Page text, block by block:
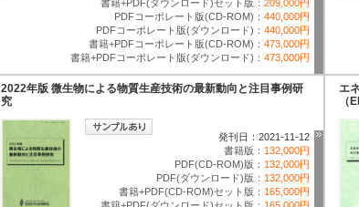
書籍+PDF(ダウンロード)セット版： 209,000円
PDFコーポレート版(CD-ROM)： 440,000円
PDFコーポレート版(ダウンロード)： 440,000円
書籍+PDFコーポレート版(CD-ROM)： 473,000円
書籍+PDFコーポレート版(ダウンロード)： 473,000円
2022年版 微生物による物質生産技術の最新動向と注目事例研
究
発刊日：2021-11-12
書籍版： 132,000円
PDF(CD-ROM)版： 132,000円
PDF(ダウンロード)版： 132,000円
書籍+PDF(CD-ROM)セット版： 165,000円
エ
（